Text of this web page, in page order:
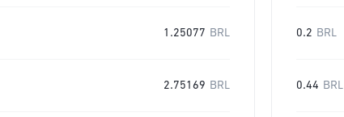
1.25077 BRL
2.75169 BRL
0.2 BRL
0.44 BRL